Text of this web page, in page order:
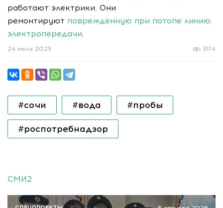
работают электрики. Они
ремонтируют поврежденную при потопе линию
электропередачи.
3174
24 июля 2023
#сочи #вода #пробы
#роспотребнадзор
СМИ2